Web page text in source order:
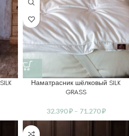
Наматрасник шёлковый SILK
GRASS
32.390₽ – 71.270₽